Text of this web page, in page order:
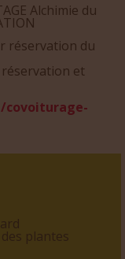
Alchimie du
réservation du
et
covoiturage-
plantes